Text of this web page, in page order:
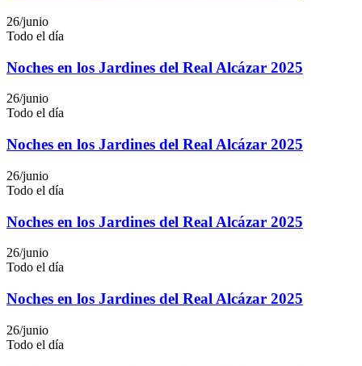
26/junio
Todo el día
Noches en los Jardines del Real Alcázar 2025
26/junio
Todo el día
Noches en los Jardines del Real Alcázar 2025
26/junio
Todo el día
Noches en los Jardines del Real Alcázar 2025
26/junio
Todo el día
Noches en los Jardines del Real Alcázar 2025
26/junio
Todo el día